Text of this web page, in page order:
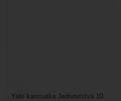
Yate karimatka Jednovrstvá 10: